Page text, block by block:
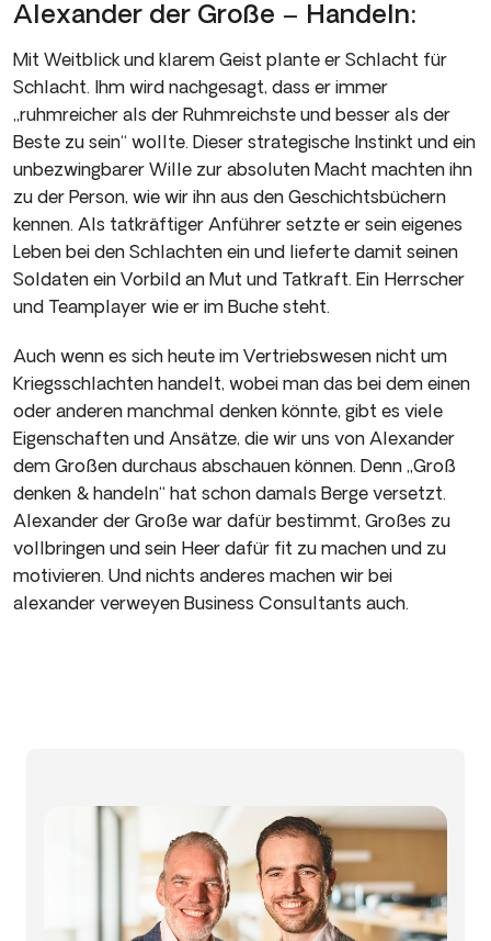
Alexander der Große – Handeln:
Mit Weitblick und klarem Geist plante er Schlacht für
Schlacht. Ihm wird nachgesagt, dass er immer
„ruhmreicher als der Ruhmreichste und besser als der
Beste zu sein“ wollte. Dieser strategische Instinkt und ein
unbezwingbarer Wille zur absoluten Macht machten ihn
zu der Person, wie wir ihn aus den Geschichtsbüchern
kennen. Als tatkräftiger Anführer setzte er sein eigenes
Leben bei den Schlachten ein und lieferte damit seinen
Soldaten ein Vorbild an Mut und Tatkraft. Ein Herrscher
und Teamplayer wie er im Buche steht.
Auch wenn es sich heute im Vertriebswesen nicht um
Kriegsschlachten handelt, wobei man das bei dem einen
oder anderen manchmal denken könnte, gibt es viele
Eigenschaften und Ansätze, die wir uns von Alexander
dem Großen durchaus abschauen können. Denn „Groß
denken & handeln“ hat schon damals Berge versetzt.
Alexander der Große war dafür bestimmt, Großes zu
vollbringen und sein Heer dafür fit zu machen und zu
motivieren. Und nichts anderes machen wir bei
alexander verweyen Business Consultants auch.